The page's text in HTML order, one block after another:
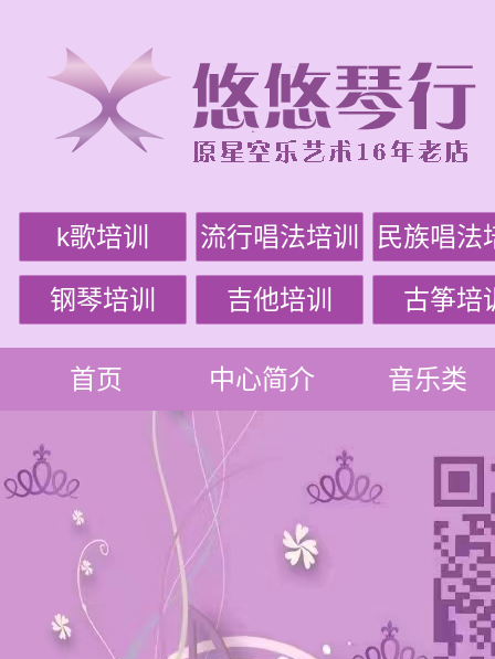
k歌培训 流行唱法培训 民族唱法
钢琴培训 吉他培训 古筝培
首页 中心简介 音乐类